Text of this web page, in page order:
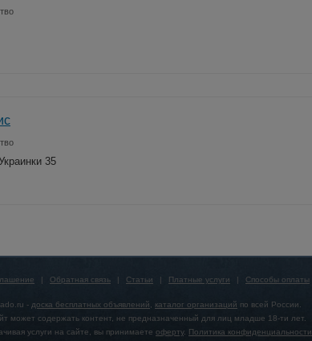
35
| Обратная связь | Статьи | Платные услуги | Способы оплаты
- доска бесплатных объявлений каталог организаций по всей России.
может содержать контент, не предназначенный для лиц младше 18-ти лет.
услуги на сайте, вы принимаете оферту. Политика конфиденциальности